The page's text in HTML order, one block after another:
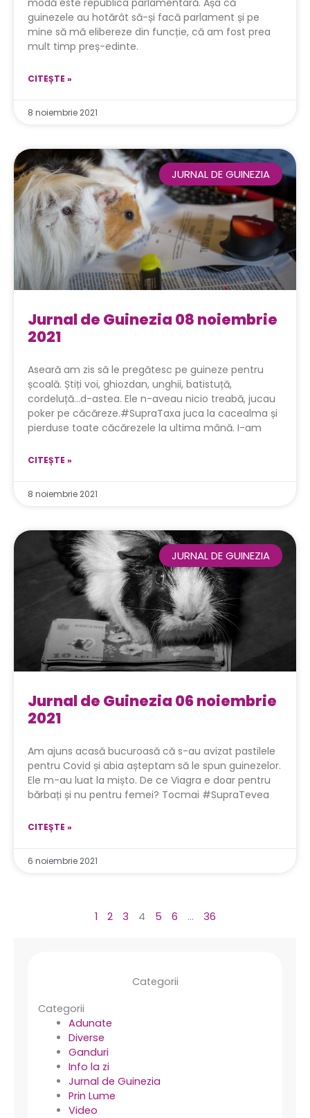
guinezele au hotărât să-și facă parlament și pe
mine să mă elibereze din funcție, că am fost prea
mult timp preș-edinte.
CITEȘTE »
8 noiembrie 2021
JURNAL DE GUINEZIA
Jurnal de Guinezia 08 noiembrie
2021
Aseară am zis să le pregătesc pe guineze pentru
școală. Știți voi, ghiozdan, unghii, batistuță,
cordeluță…d-astea. Ele n-aveau nicio treabă, jucau
poker pe căcăreze.#SupraTaxa juca la cacealma și
pierduse toate căcărezele la ultima mână. I-am
CITEȘTE »
8 noiembrie 2021
JURNAL DE GUINEZIA
Jurnal de Guinezia 06 noiembrie
2021
Am ajuns acasă bucuroasă că s-au avizat pastilele
pentru Covid și abia așteptam să le spun guinezelor.
Ele m-au luat la mișto. De ce Viagra e doar pentru
bărbați și nu pentru femei? Tocmai #SupraTevea
CITEȘTE »
6 noiembrie 2021
1 2 3 4 5 6 … 36
Categorii
Categorii
Adunate
Diverse
Ganduri
Info la zi
Jurnal de Guinezia
Prin Lume
Video